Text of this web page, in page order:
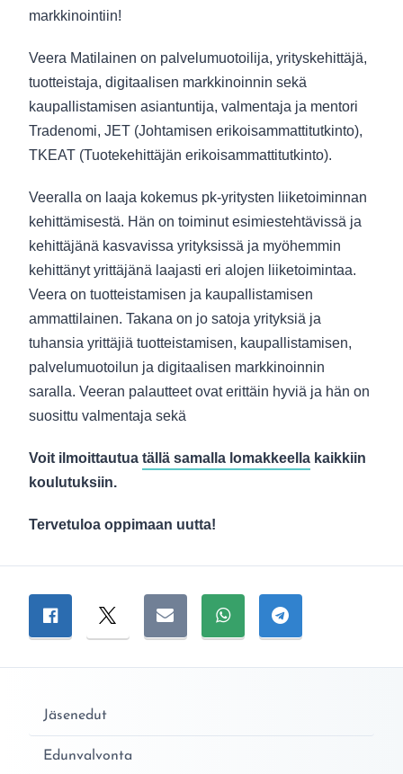
markkinointiin!
Veera Matilainen on palvelumuotoilija, yrityskehittäjä,
tuotteistaja, digitaalisen markkinoinnin sekä
kaupallistamisen asiantuntija, valmentaja ja mentori
Tradenomi, JET (Johtamisen erikoisammattitutkinto),
TKEAT (Tuotekehittäjän erikoisammattitutkinto).
Veeralla on laaja kokemus pk-yritysten liiketoiminnan
kehittämisestä. Hän on toiminut esimiestehtävissä ja
kehittäjänä kasvavissa yrityksissä ja myöhemmin
kehittänyt yrittäjänä laajasti eri alojen liiketoimintaa.
Veera on tuotteistamisen ja kaupallistamisen
ammattilainen. Takana on jo satoja yrityksiä ja
tuhansia yrittäjiä tuotteistamisen, kaupallistamisen,
palvelumuotoilun ja digitaalisen markkinoinnin
saralla. Veeran palautteet ovat erittäin hyviä ja hän on
suosittu valmentaja sekä
Voit ilmoittautua tällä samalla lomakkeella kaikkiin
koulutuksiin.
Tervetuloa oppimaan uutta!
Jaa sivu
Jaa Facebookissa
Jaa TwitterissäJaa sähköpostitse
Jaa WhatsAppissa
Jaa
Jäsenedut
Edunvalvonta